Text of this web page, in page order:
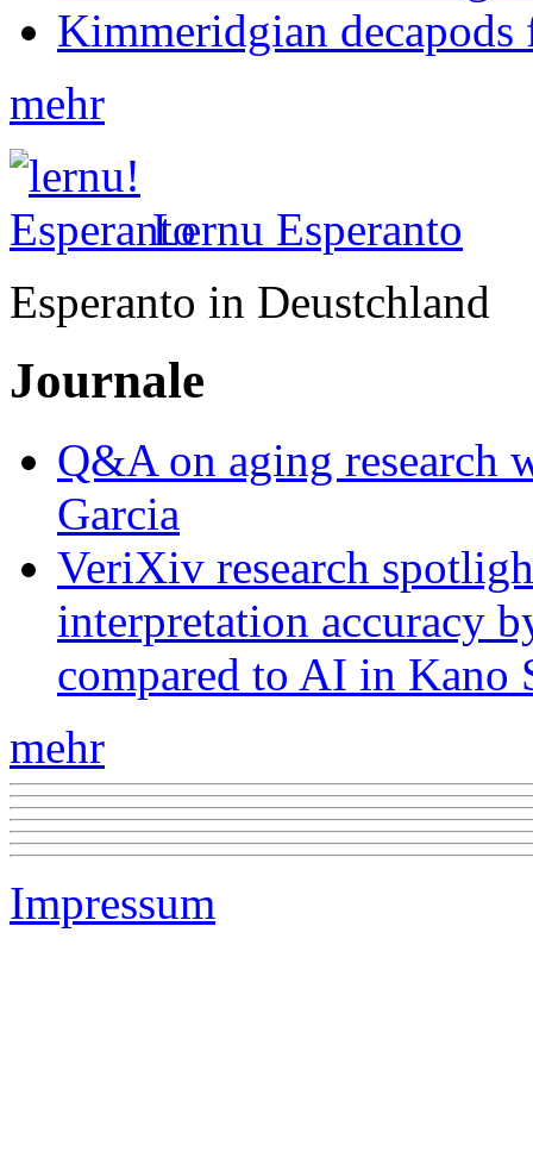
Kimmeridgian
mehr
Lernu Esperanto
Esperanto in Deustchland
Journale
Q&A on aging research
Garcia
VeriXiv research
interpretation accuracy
compared to AI in Kano
mehr
Impressum